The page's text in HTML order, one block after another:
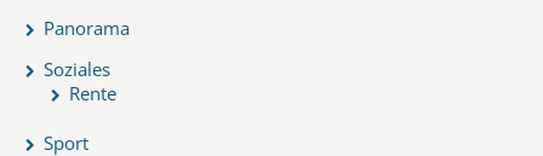
Panorama
Soziales
Rente
Sport